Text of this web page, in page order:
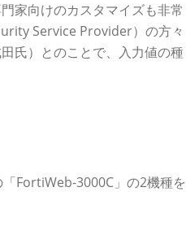
家向けのカスタマイズも非常
Service Provider）の方々
氏）とのことで、入力値の種
FortiWeb-3000C」の2機種を